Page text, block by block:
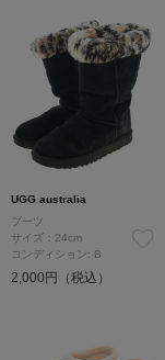
UGG australia
ブーツ
サイズ：24cm
コンディション: B
2,000円（税込）